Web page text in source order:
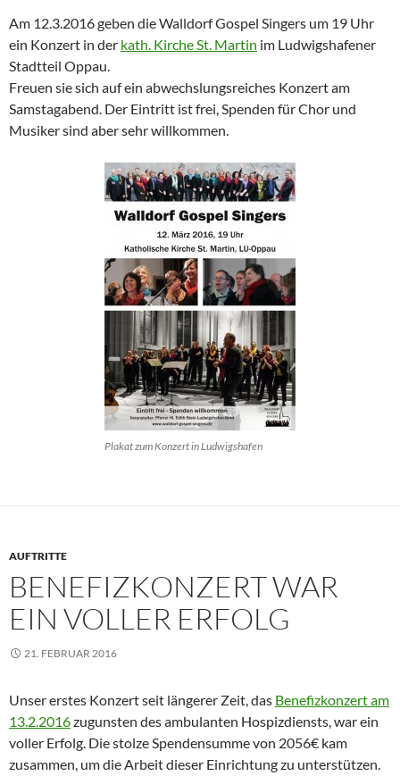
Am 12.3.2016 geben die Walldorf Gospel Singers um 19 Uhr
ein Konzert in der kath. Kirche St. Martin im Ludwigshafener
Stadtteil Oppau.
Freuen sie sich auf ein abwechslungsreiches Konzert am
Samstagabend. Der Eintritt ist frei, Spenden für Chor und
Musiker sind aber sehr willkommen.
Plakat zum Konzert in Ludwigshafen
AUFTRITTE
BENEFIZKONZERT WAR
EIN VOLLER ERFOLG
21. FEBRUAR 2016
Unser erstes Konzert seit längerer Zeit, das Benefizkonzert am
13.2.2016zugunsten des ambulanten Hospizdiensts, war ein
voller Erfolg. Die stolze Spendensumme von 2056€ kam
zusammen, um die Arbeit dieser Einrichtung zu unterstützen.